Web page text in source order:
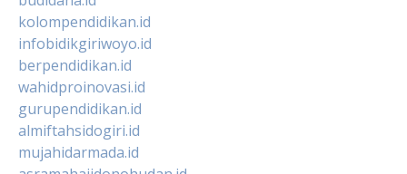
kolompendidikan.id
infobidikgiriwoyo.id
berpendidikan.id
wahidproinovasi.id
gurupendidikan.id
almiftahsidogiri.id
mujahidarmada.id